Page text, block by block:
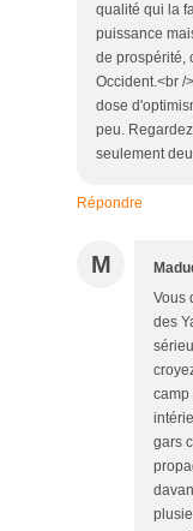
qualité qui la
puissance
de prospérité,
Occident.<br /
dose
peu.
seulement
Répondre
M
Vous
des
camp
gars